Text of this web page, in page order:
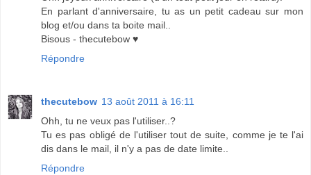
En parlant d'anniversaire, tu as un petit cadeau sur mon
blog et/ou dans ta boite mail..
Bisous - thecutebow ♥
Répondre
thecutebow 13 août 2011 à 16:11
Ohh, tu ne veux pas l'utiliser..?
Tu es pas obligé de l'utiliser tout de suite, comme je te l'ai
dis dans le mail, il n'y a pas de date limite..
Répondre